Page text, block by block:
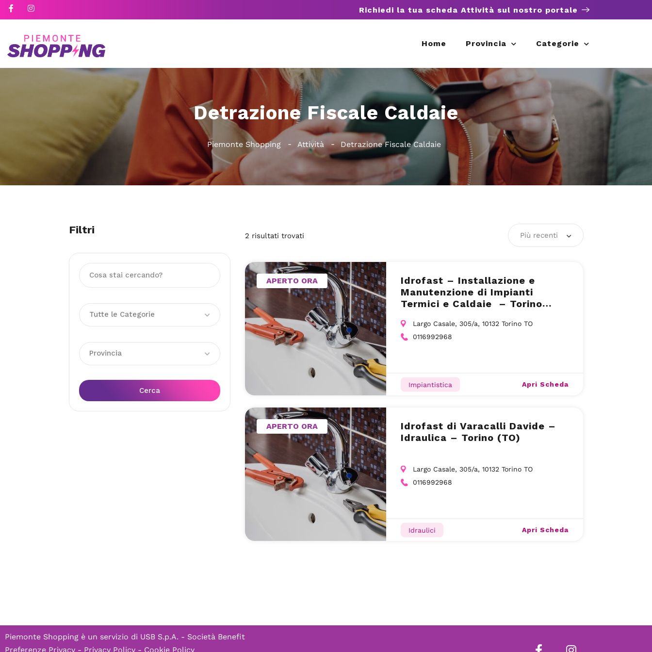
Richiedi la tua scheda Attività sul nostro portale
Home Provincia Categorie
Detrazione Fiscale Caldaie
Piemonte Shopping Attività Detrazione Fiscale Caldaie
Filtri
Tutte le Categorie
Provincia
Cerca
2 risultati trovati Più recenti
APERTO ORA
Idrofast – Installazione e
Manutenzione di Impianti
Termici e Caldaie – Torino
Largo Casale, 305/a, 10132 Torino TO
0116992968
Impiantistica Apri Scheda
APERTO ORA
Idrofast di Varacalli Davide –
Idraulica – Torino (TO)
Largo Casale, 305/a, 10132 Torino TO
0116992968
Idraulici Apri Scheda
Piemonte Shopping è un servizio di USB S.p.A. - Società Benefit
Preferenze Privacy - Privacy Policy - Cookie Policy